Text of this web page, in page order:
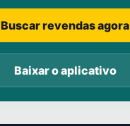
Buscar revendas agora
Baixar o aplicativo